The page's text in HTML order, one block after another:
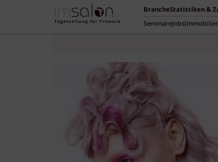
BrancheStatistiken &
SeminareJobs